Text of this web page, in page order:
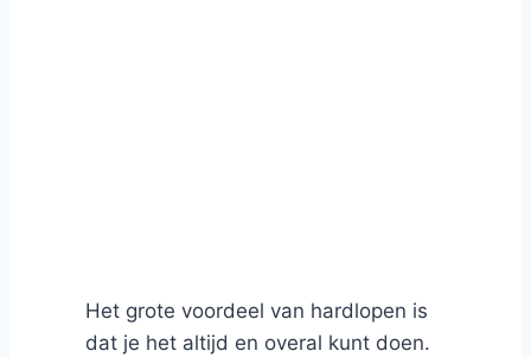
Het grote voordeel van hardlopen is
dat je het altijd en overal kunt doen.